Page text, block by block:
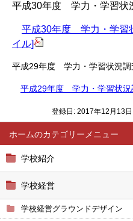
ホーム
学校紹介
学校経営
学校経営グラウンドデザイン
平成30年度 学力・学習状
平成30年度 学力・学習
イル]
平成29年度 学力・学習状況調
平成29年度 学力・学習状況
登録日: 2017年12月13日